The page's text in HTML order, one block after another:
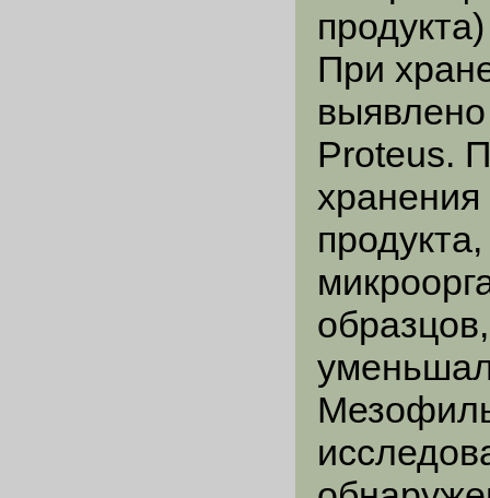
При
Proteus.
хранения